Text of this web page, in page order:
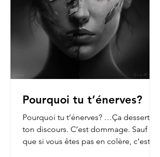
Pourquoi tu t’énerves?
Pourquoi tu t’énerves? …Ça dessert
ton discours. C’est dommage. Sauf
que si vous êtes pas en colère, c’est